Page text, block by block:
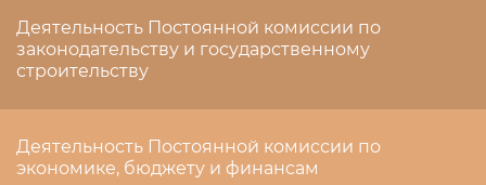
Деятельность Постоянной комиссии по
законодательству и государственному
строительству
Деятельность Постоянной комиссии по
экономике, бюджету и финансам